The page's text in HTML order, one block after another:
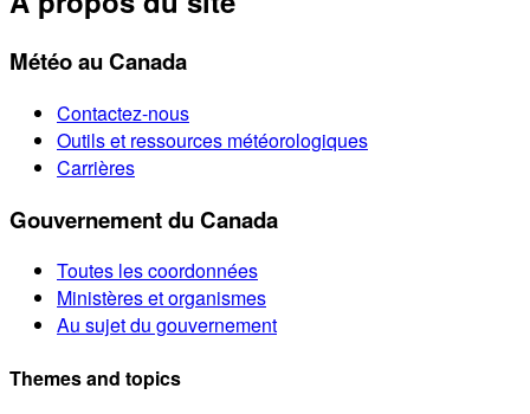
Météo au Canada
Contactez-nous
Outils et ressources météorologiques
Carrières
Gouvernement du Canada
Toutes les coordonnées
Ministères et organismes
Au sujet du gouvernement
Themes and topics